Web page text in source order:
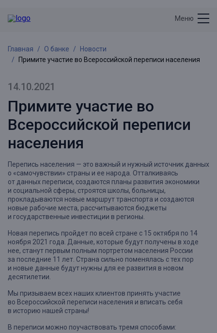
Меню
Главная О банке
Новости
Примите участие во Всероссийской переписи населения
14.10.2021
Примите участие во
Всероссийской переписи
населения
Перепись населения — это важный и нужный источник данных
о «самочувствии» страны и ее народа. Отталкиваясь
от данных переписи, создаются планы развития экономики
и социальной сферы, строятся школы, больницы,
прокладываются новые маршрут транспорта и создаются
новые рабочие места, рассчитываются бюджеты
и государственные инвестиции в регионы.
Новая перепись пройдет по всей стране с 15 октября по 14
ноября 2021 года. Данные, которые будут получены в ходе
нее, станут первым полным портретом населения России
за последние 11 лет. Страна сильно поменялась с тех пор
и новые данные будут нужны для ее развития в новом
десятилетии.
Мы призываем всех наших клиентов принять участие
во Всероссийской переписи населения и вписать себя
в историю нашей страны!
В переписи можно поучаствовать тремя способами: